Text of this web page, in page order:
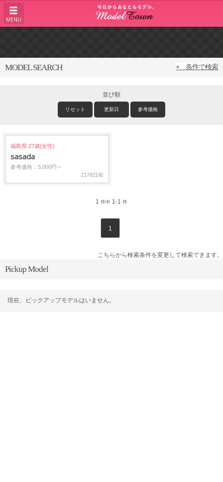
MENU
MODEL SEARCH + 条件で検索
並び順
リセット 更新日 参考価格
福島県 27歳(女性)
sasada
参考価格：5,000円～
2178日前
1 件中 1-1 件
1
こちらから検索条件を変更して検索できます。
Pickup Model
現在、ピックアップモデルはいません。